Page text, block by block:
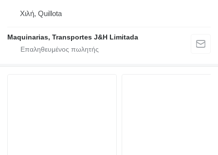
Χιλή, Quillota
Maquinarias, Transportes J&H Limitada